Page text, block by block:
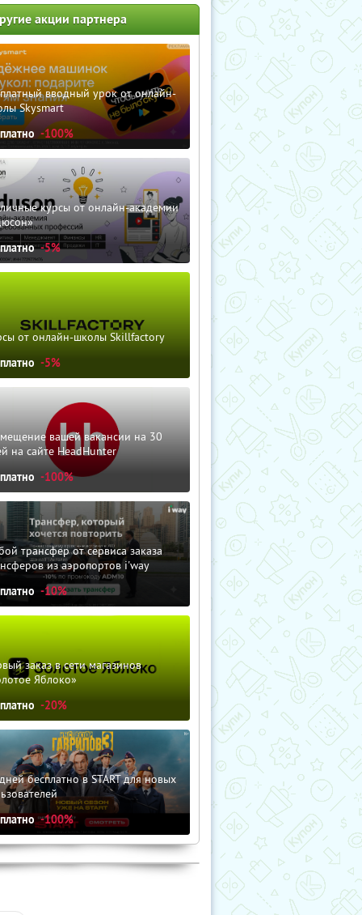
акции партнера
вводный урок от онлайн-
Skysmart
-100%
курсы от онлайн-академии
-5%
от онлайн-школы Skillfactory
-5%
вашей вакансии на 30
на сайте HeadHunter
-100%
трансфер от сервиса заказа
из аэропортов i'way
-10%
заказ в сети магазинов
Яблоко»
-20%
бесплатно в START для новых
-100%